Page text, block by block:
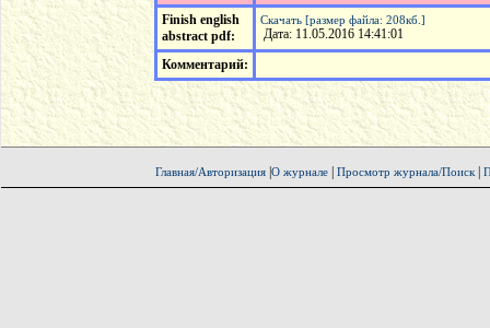
Finish english
abstract pdf:
Скачать [размер файла: 208кб.]
Дата: 11.05.2016 14:41:01
Комментарий:
Главная/Авторизация| О журнале| Просмотр журнала/Поиск|